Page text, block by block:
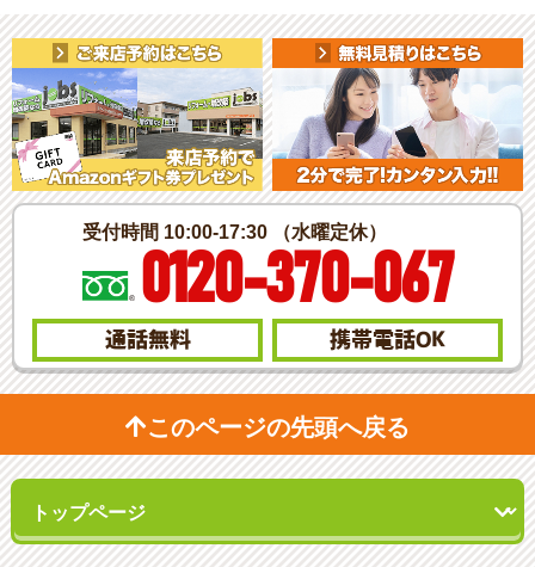
受付時間 10:00-17:30 （水曜定休）
0120-370-067
通話無料 携帯電話OK
このページの先頭へ戻る